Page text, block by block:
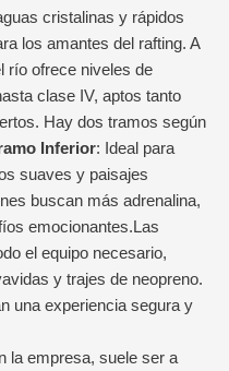
cristalinas y rápidos
los amantes del rafting. A
río ofrece niveles de
clase IV, aptos tanto
Hay dos tramos según
Inferior: Ideal para
suaves y paisajes
buscan más adrenalina,
emocionantes.Las
el equipo necesario,
y trajes de neopreno.
una experiencia segura y
la empresa, suele ser a